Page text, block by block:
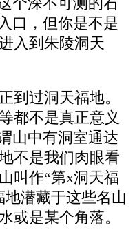
个深不可测的石
口，但你是不是
入到朱陵洞天
到过洞天福地。
都不是真正意义
山中有洞室通达
不是我们肉眼看
叫作“第x洞天福
潜藏于这些名山
或是某个角落。